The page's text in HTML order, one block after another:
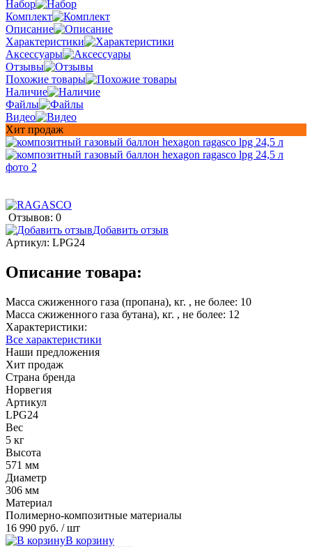
Набор
Комплект
Описание
Характеристики
Аксессуары
Отзывы
Похожие товары
Наличие
Файлы
Видео
Хит продаж
Отзывов: 0
Добавить отзыв
Артикул: LPG24
Описание товара:
Масса сжиженного газа (пропана), кг. , не более: 10
Масса сжиженного газа бутана), кг. , не более: 12
Характеристики:
Все характеристики
Наши предложения
Хит продаж
Страна бренда
Норвегия
Артикул
LPG24
Вес
5 кг
Высота
571 мм
Диаметр
306 мм
Материал
Полимерно-композитные материалы
16 990 руб. / шт
В корзину